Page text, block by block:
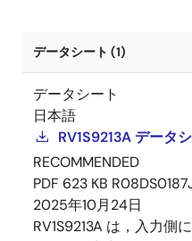
データシート (1)
データシート
日本語
RV1S9213A データ
RECOMMENDED
PDF 623 KB
2025年10月24日
RV1S9213A は，入力側